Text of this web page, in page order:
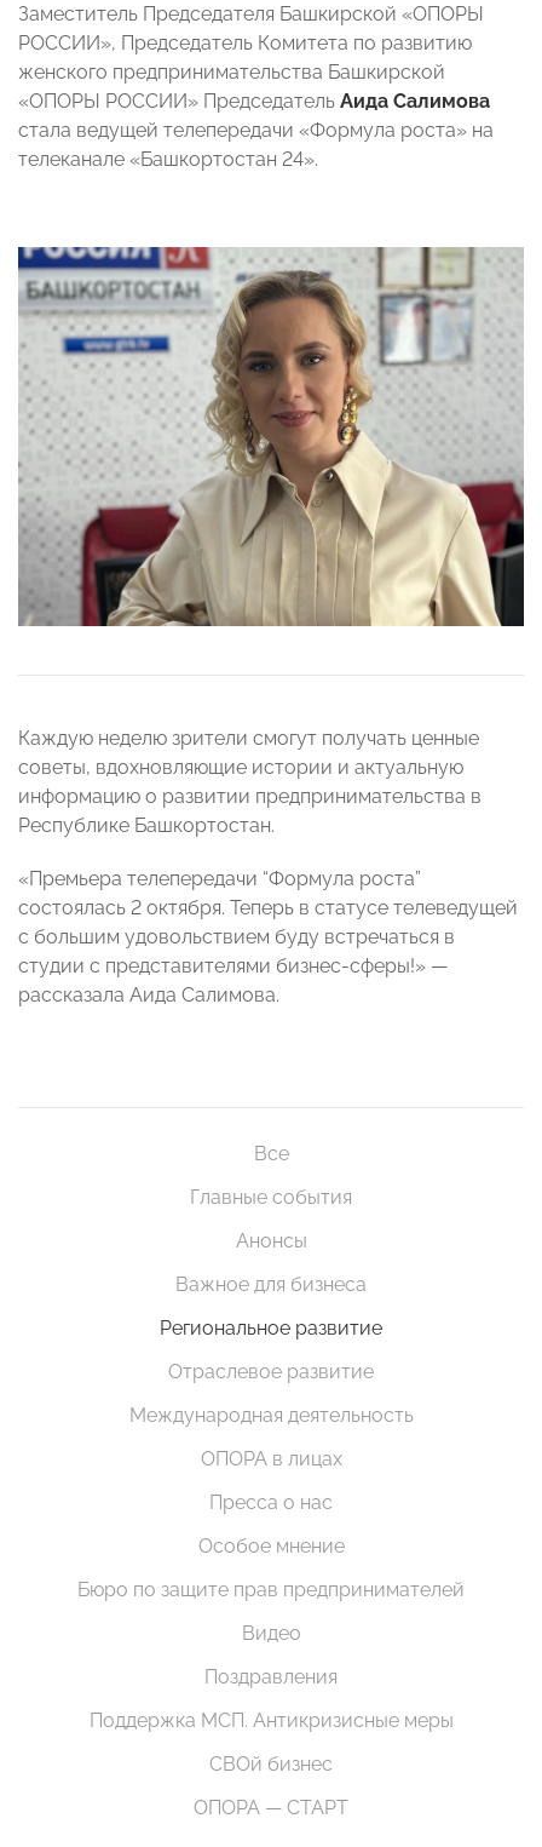
Заместитель Председателя Башкирской «ОПОРЫ
РОССИИ», Председатель Комитета по развитию
женского предпринимательства Башкирской
«ОПОРЫ РОССИИ» Председатель Аида Салимова
стала ведущей телепередачи «Формула роста» на
телеканале «Башкортостан 24».
Каждую неделю зрители смогут получать ценные
советы, вдохновляющие истории и актуальную
информацию о развитии предпринимательства в
Республике Башкортостан.
«Премьера телепередачи “Формула роста”
состоялась 2 октября. Теперь в статусе телеведущей
с большим удовольствием буду встречаться в
студии с представителями бизнес-сферы!» —
рассказала Аида Салимова.
Все
Главные события
Анонсы
Важное для бизнеса
Региональное развитие
Отраслевое развитие
Международная деятельность
ОПОРА в лицах
Пресса о нас
Особое мнение
Бюро по защите прав предпринимателей
Видео
Поздравления
Поддержка МСП. Антикризисные меры
СВОй бизнес
ОПОРА — СТАРТ